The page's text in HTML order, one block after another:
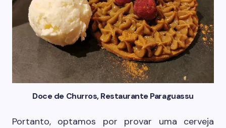
Doce de Churros, Restaurante Paraguassu
Portanto, optamos por provar uma cerveja